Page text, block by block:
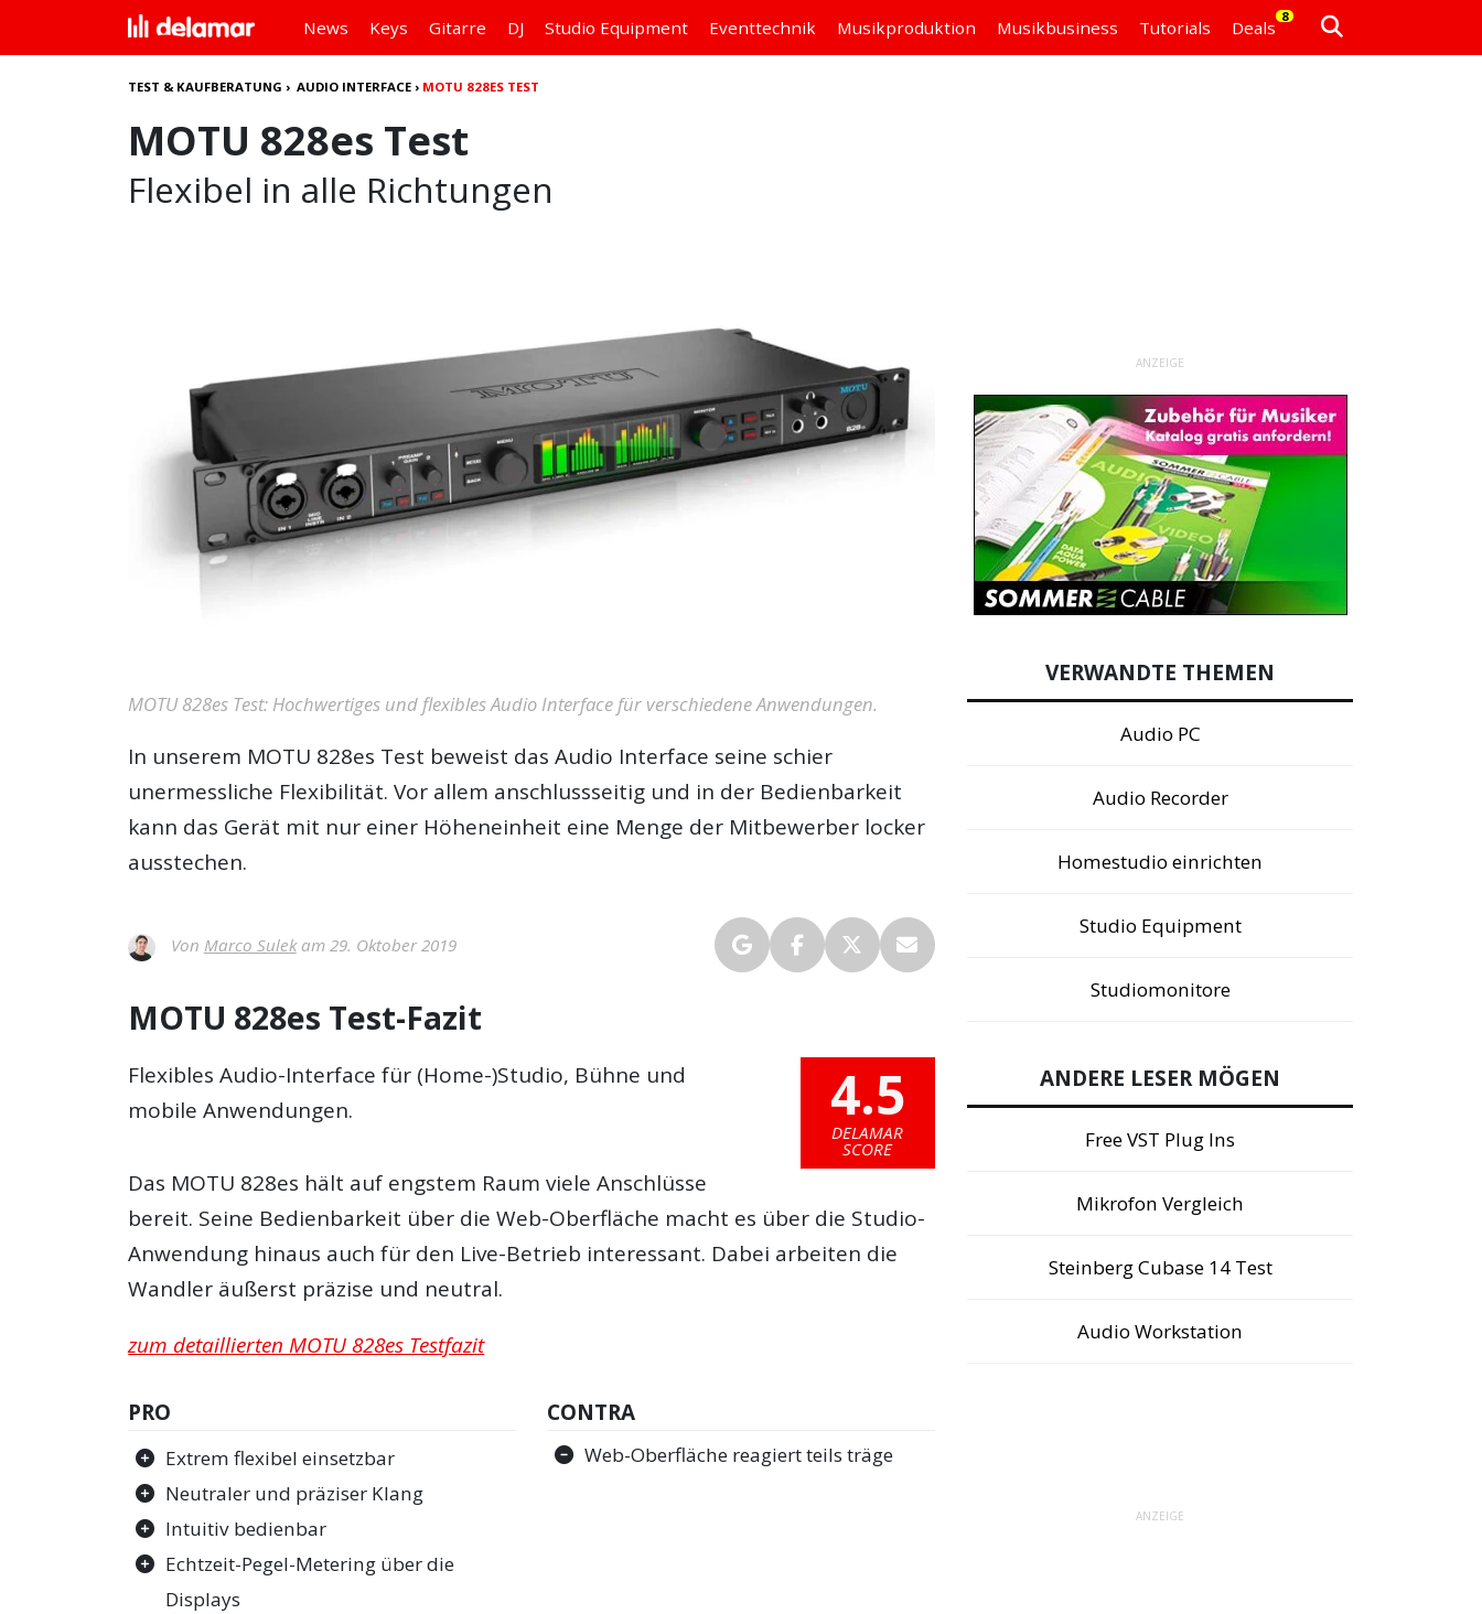
News Keys Gitarre DJ Studio Equipment Eventtechnik Musikproduktion Musikbusiness Tutorials Deals
8
TEST & KAUFBERATUNG ›AUDIO INTERFACE › MOTU 828ES TEST
MOTU 828es Test
Flexibel in alle Richtungen
MOTU 828es Test: Hochwertiges und flexibles Audio Interface für verschiedene Anwendungen.
In unserem MOTU 828es Test beweist das Audio Interface seine schier
unermessliche Flexibilität. Vor allem anschlussseitig und in der Bedienbarkeit
kann das Gerät mit nur einer Höheneinheit eine Menge der Mitbewerber locker
ausstechen.
Von Marco Sulekam 29. Oktober 2019
MOTU 828es Test-Fazit
4.5
DELAMAR
SCORE
Flexibles Audio-Interface für (Home-)Studio, Bühne und
mobile Anwendungen.
Das MOTU 828es hält auf engstem Raum viele Anschlüsse
bereit. Seine Bedienbarkeit über die Web-Oberfläche macht es über die Studio-
Anwendung hinaus auch für den Live-Betrieb interessant. Dabei arbeiten die
Wandler äußerst präzise und neutral.
zum detaillierten MOTU 828es Testfazit
PRO
Extrem flexibel einsetzbar
Neutraler und präziser Klang
Intuitiv bedienbar
Echtzeit-Pegel-Metering über die
Displays
CONTRA
Web-Oberfläche reagiert teils träge
ANZEIGE
VERWANDTE THEMEN
Audio PC
Audio Recorder
Homestudio einrichten
Studio Equipment
Studiomonitore
ANDERE LESER MÖGEN
Free VST Plug Ins
Mikrofon Vergleich
Steinberg Cubase 14 Test
Audio Workstation
ANZEIGE